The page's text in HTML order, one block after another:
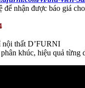
nhận được báo giá
nội thất D’FURNI
khúc, hiệu quả từng